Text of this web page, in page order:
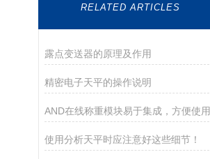
RELATED ARTICLES
露点变送器的原理及作用
精密电子天平的操作说明
AND在线称重模块易于集成，方便使用
使用分析天平时应注意好这些细节！